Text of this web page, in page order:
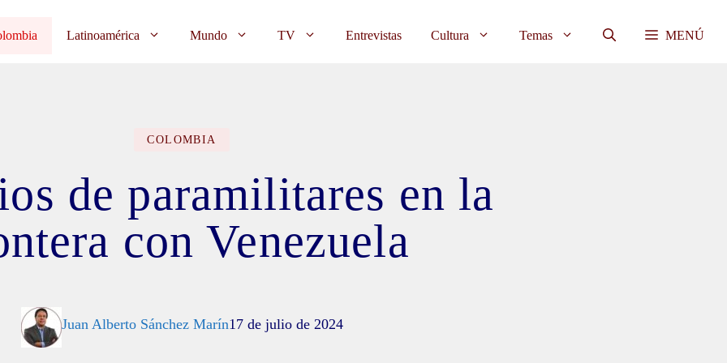
Latinoamérica Mundo TV Entrevistas Cultura Temas MENÚ
COLOMBIA
de paramilitares en la
con Venezuela
Juan Alberto Sánchez Marín17 de julio de 2024